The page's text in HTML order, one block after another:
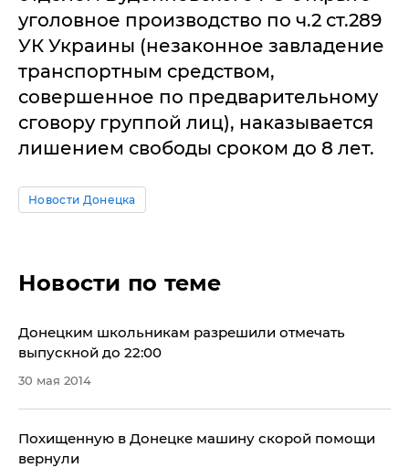
уголовное производство по ч.2 ст.289
УК Украины (незаконное завладение
транспортным средством,
совершенное по предварительному
сговору группой лиц), наказывается
лишением свободы сроком до 8 лет.
Новости Донецка
Новости по теме
Донецким школьникам разрешили отмечать
выпускной до 22:00
30 мая 2014
Похищенную в Донецке машину скорой помощи
вернули